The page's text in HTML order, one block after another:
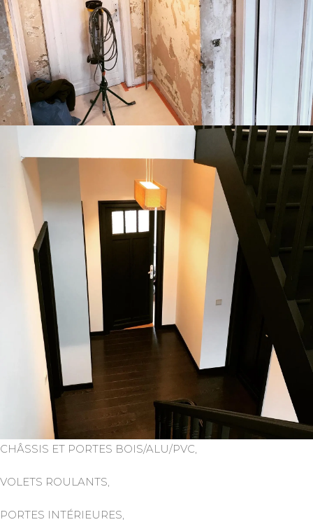
CHÂSSIS ET PORTES BOIS/ALU/PVC,
VOLETS ROULANTS,
PORTES INTÉRIEURES,